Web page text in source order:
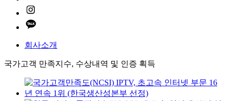
회사소개
국가고객 만족지수, 수상내역 및 인증 획득